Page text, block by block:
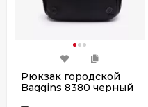
Рюкзак городской
Baggins 8380 черный